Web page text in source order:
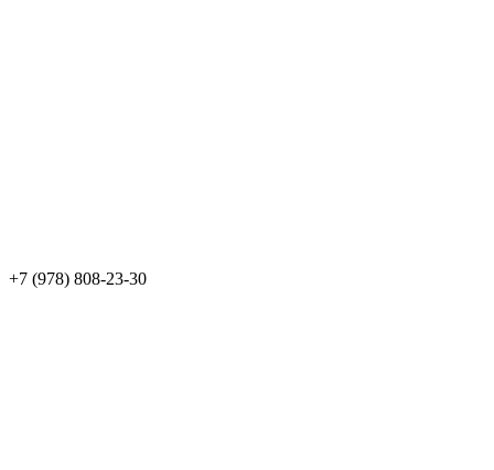
+7 (978) 808-23-30